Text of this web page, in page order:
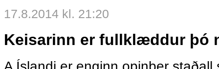
17.8.2014 kl. 21:20
Keisarinn er fullklæddur þó